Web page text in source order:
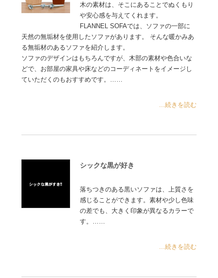
木の素材は、そこにあることでぬくもり
や安心感を与えてくれます。
FLANNEL SOFAでは、ソファの一部に
天然の無垢材を使用したソファがあります。 そんな暖かみあ
る無垢材のあるソファを紹介します。
ソファのデザインはもちろんですが、木部の素材や色合いな
どで、お部屋の家具や床などのコーディネートをイメージし
ていただくのもおすすめです。……
...続きを読む
シックな黒が好き
落ちつきのある黒いソファは、上質さを
感じることができます。素材や少し色味
の差でも、大きく印象が異なるカラーで
す。……
...続きを読む